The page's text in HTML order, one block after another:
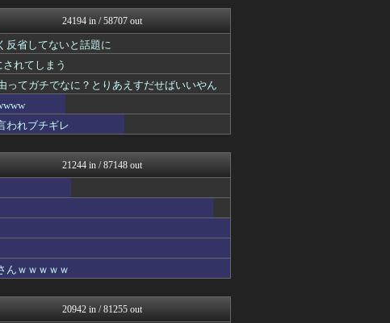
修羅場ライフ速報
女子アナお宝画像速報－5c...
大艦巨砲主義！
最強ジャンプ放送局
アニゲー速報
わんこーる速報！
不思議.net - 5ch...
子育てちゃんねる
モナニュース
かせまと！
修羅の華-家庭・生活まとめ
まにゅそく 2chまとめニ...
凹凸ちゃんねる 発達障害・...
PCパーツまとめ
パカ娘速報！！ウマ娘まとめ...
マジキチ速報
24194 in / 58707 out
反省してないと話題に
れてしまう
ってガチでなに？とりあえすだせばいいやん
われブチギレ
21244 in / 87148 out
んｗｗｗｗｗ
20942 in / 81255 out